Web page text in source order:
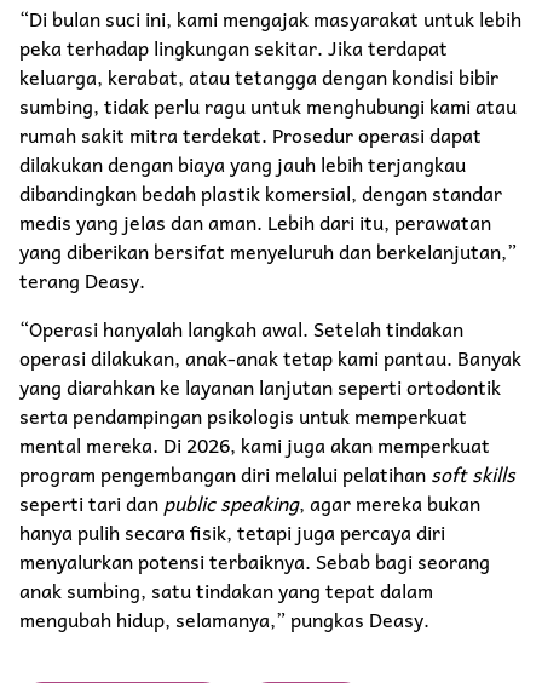
“Di bulan suci ini, kami mengajak masyarakat untuk lebih
peka terhadap lingkungan sekitar. Jika terdapat
keluarga, kerabat, atau tetangga dengan kondisi bibir
sumbing, tidak perlu ragu untuk menghubungi kami atau
rumah sakit mitra terdekat. Prosedur operasi dapat
dilakukan dengan biaya yang jauh lebih terjangkau
dibandingkan bedah plastik komersial, dengan standar
medis yang jelas dan aman. Lebih dari itu, perawatan
yang diberikan bersifat menyeluruh dan berkelanjutan,”
terang Deasy.
“Operasi hanyalah langkah awal. Setelah tindakan
operasi dilakukan, anak-anak tetap kami pantau. Banyak
yang diarahkan ke layanan lanjutan seperti ortodontik
serta pendampingan psikologis untuk memperkuat
mental mereka. Di 2026, kami juga akan memperkuat
program pengembangan diri melalui pelatihansoft skills
seperti tari danpublic speaking, agar mereka bukan
hanya pulih secara fisik, tetapi juga percaya diri
menyalurkan potensi terbaiknya. Sebab bagi seorang
anak sumbing, satu tindakan yang tepat dalam
mengubah hidup, selamanya,” pungkas Deasy.